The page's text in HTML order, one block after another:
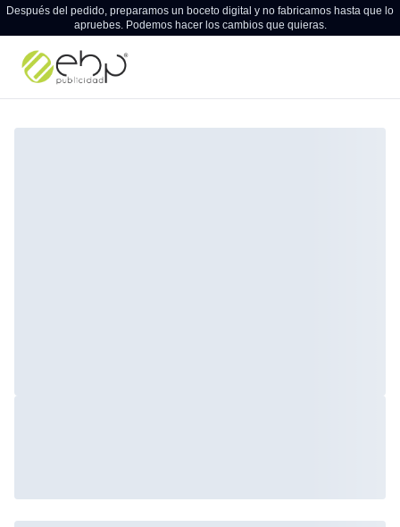
Después del pedido, preparamos un boceto digital y no fabricamos hasta que lo
apruebes. Podemos hacer los cambios que quieras.